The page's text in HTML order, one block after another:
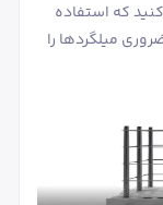
توجه کنید که استفاده
میلگردها را